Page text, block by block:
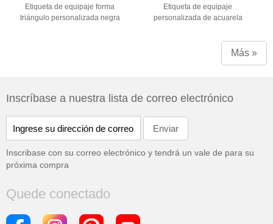
Etiqueta de equipaje forma
triángulo personalizada negra
Etiqueta de equipaje
personalizada de acuarela
Más »
Inscríbase a nuestra lista de correo electrónico
Inscribase con su correo electrónico y tendrá un vale de para su
próxima compra
Quede conectado